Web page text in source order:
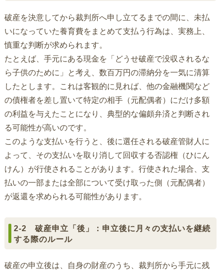
破産を決意してから裁判所へ申し立てるまでの間に、未払
いになっていた養育費をまとめて支払う行為は、実務上、
慎重な判断が求められます。
たとえば、手元にある現金を「どうせ破産で没収されるな
ら子供のために」と考え、数百万円の滞納分を一気に清算
したとします。これは客観的に見れば、他の金融機関など
の債権者を差し置いて特定の相手（元配偶者）にだけ多額
の利益を与えたことになり、典型的な偏頗弁済と判断され
る可能性が高いのです。
このような支払いを行うと、後に選任される破産管財人に
よって、その支払いを取り消して回収する否認権（ひにん
けん）が行使されることがあります。行使された場合、支
払いの一部または全部について受け取った側（元配偶者）
が返還を求められる可能性があります。
2-2 破産申立「後」：申立後に月々の支払いを継続
する際のルール
破産の申立後は、自身の財産のうち、裁判所から手元に残